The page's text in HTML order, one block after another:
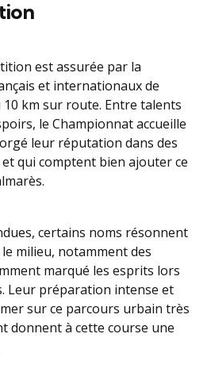
est assurée par la
et internationaux de
km sur route. Entre talents
le Championnat accueille
leur réputation dans des
qui comptent bien ajouter ce
certains noms résonnent
milieu, notamment des
marqué les esprits lors
Leur préparation intense et
sur ce parcours urbain très
donnent à cette course une